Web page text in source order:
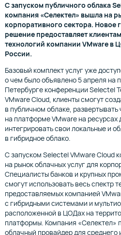
С запуском публичного облака
компания «Селектел» вышла на
корпоративного сектора. Новое
решение предоставляет
технологий компании VMware в
России.
Базовый комплект услуг уже
о чем было объявлено 5 апреля на
Петербурге конференции Selectel
VMware Cloud, клиенты смогут
в публичном облаке, развертывать
на платформе VMware на
интегрировать свои локальные и
в гибридное облако.
С запуском Selectel VMware Cloud
на рынок облачных услуг для
Специалисты банков и крупных
смогут использовать весь спектр
предоставляемых компанией
с гибридными системами и
расположенной в ЦОДах на
платформы. Компания «Селектел»
облачный провайдер для среднего